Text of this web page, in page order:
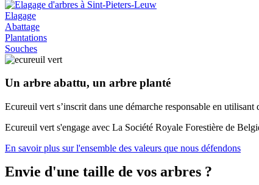
Elagage
Abattage
Plantations
Souches
Un arbre abattu, un arbre planté
Ecureuil vert s’inscrit dans une démarche responsable en
Ecureuil vert s'engage avec La Société Royale Forestière de
En savoir plus sur l'ensemble des valeurs que nous défendons
Envie d'une taille de vos arbres ?